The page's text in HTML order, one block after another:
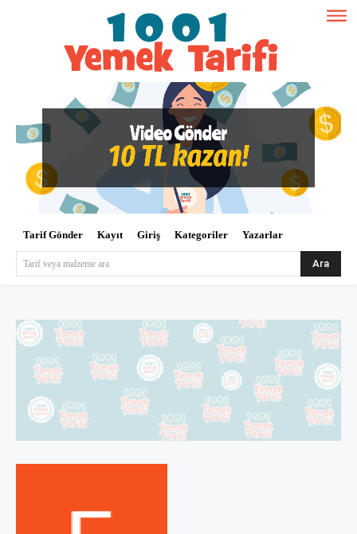
Tarif Gönder Kayıt Giriş Kategoriler Yazarlar
Tarif veya malzeme ara Ara